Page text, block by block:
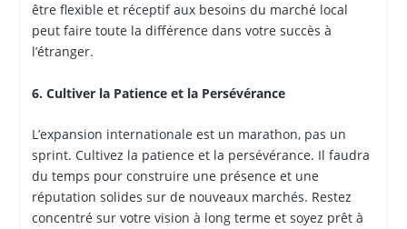
être flexible et réceptif aux besoins du marché local
peut faire toute la différence dans votre succès à
l’étranger.
6. Cultiver la Patience et la Persévérance
L’expansion internationale est un marathon, pas un
sprint. Cultivez la patience et la persévérance. Il faudra
du temps pour construire une présence et une
réputation solides sur de nouveaux marchés. Restez
concentré sur votre vision à long terme et soyez prêt à